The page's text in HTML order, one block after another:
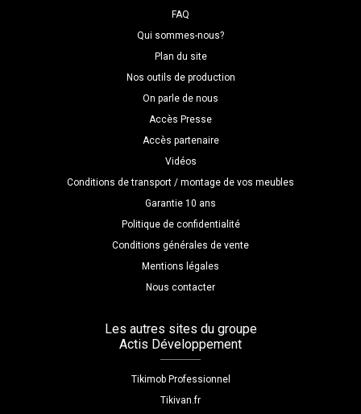
FAQ
Qui sommes-nous?
Plan du site
Nos outils de production
On parle de nous
Accès Presse
Accès partenaire
Vidéos
Conditions de transport / montage de vos meubles
Garantie 10 ans
Politique de confidentialité
Conditions générales de vente
Mentions légales
Nous contacter
Les autres sites du groupe
Actis Développement
Tikimob Professionnel
Tikivan.fr